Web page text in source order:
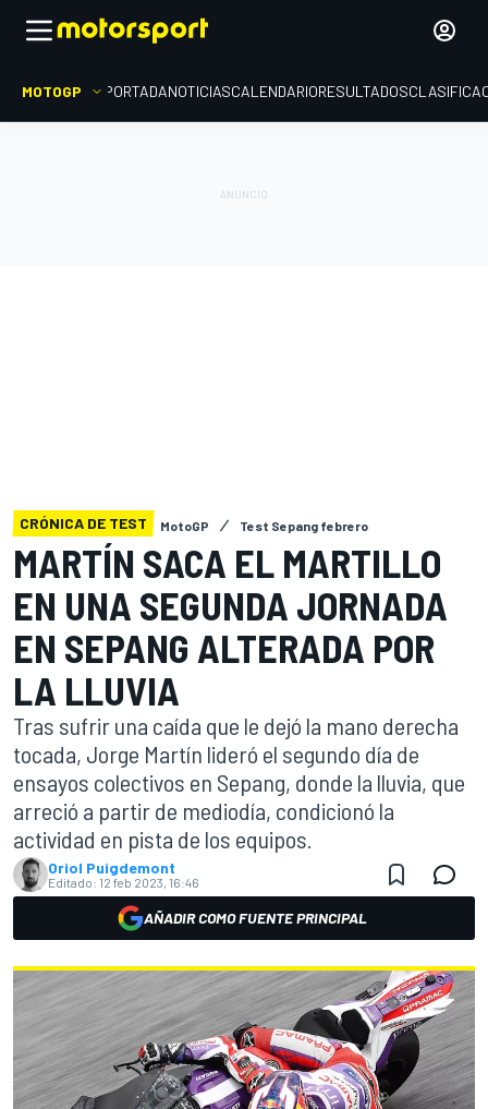
MOTOGP PORTADANOTICIASCALENDARIORESULTADOS
CRÓNICA DE TEST MotoGP Test Sepang febrero
MARTÍN SACA EL MARTILLO
EN UNA SEGUNDA JORNADA
EN SEPANG ALTERADA POR
LA LLUVIA
Tras sufrir una caída que le dejó la mano derecha
tocada, Jorge Martín lideró el segundo día de
ensayos colectivos en Sepang, donde la lluvia, que
arreció a partir de mediodía, condicionó la
actividad en pista de los equipos.
Oriol Puigdemont
Editado: 12 feb 2023, 16:46
AÑADIR COMO FUENTE PRINCIPAL